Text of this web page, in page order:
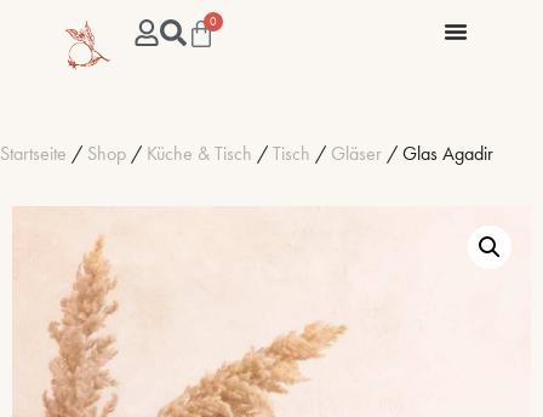
0
Startseite / Shop / Küche & Tisch /Tisch / Gläser / Glas Agadir